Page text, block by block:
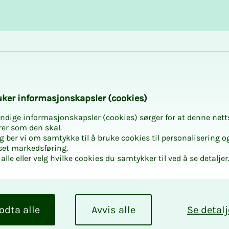
in­­­for­­­ma­­­sjons­­­kaps­­­­­ler (cookies)
informasjonskapsler (cookies) sørger for at denne
som den skal.
ber vi om samtykke til å bruke cookies til personalisering
markedsføring.
eller velg hvilke cookies du samtykker til ved å se detaljer.
Se
Avvis alle
alle